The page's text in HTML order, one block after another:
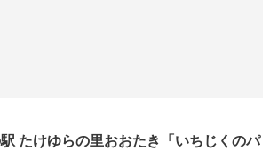
たけゆらの里おおたき「いちじくのパ